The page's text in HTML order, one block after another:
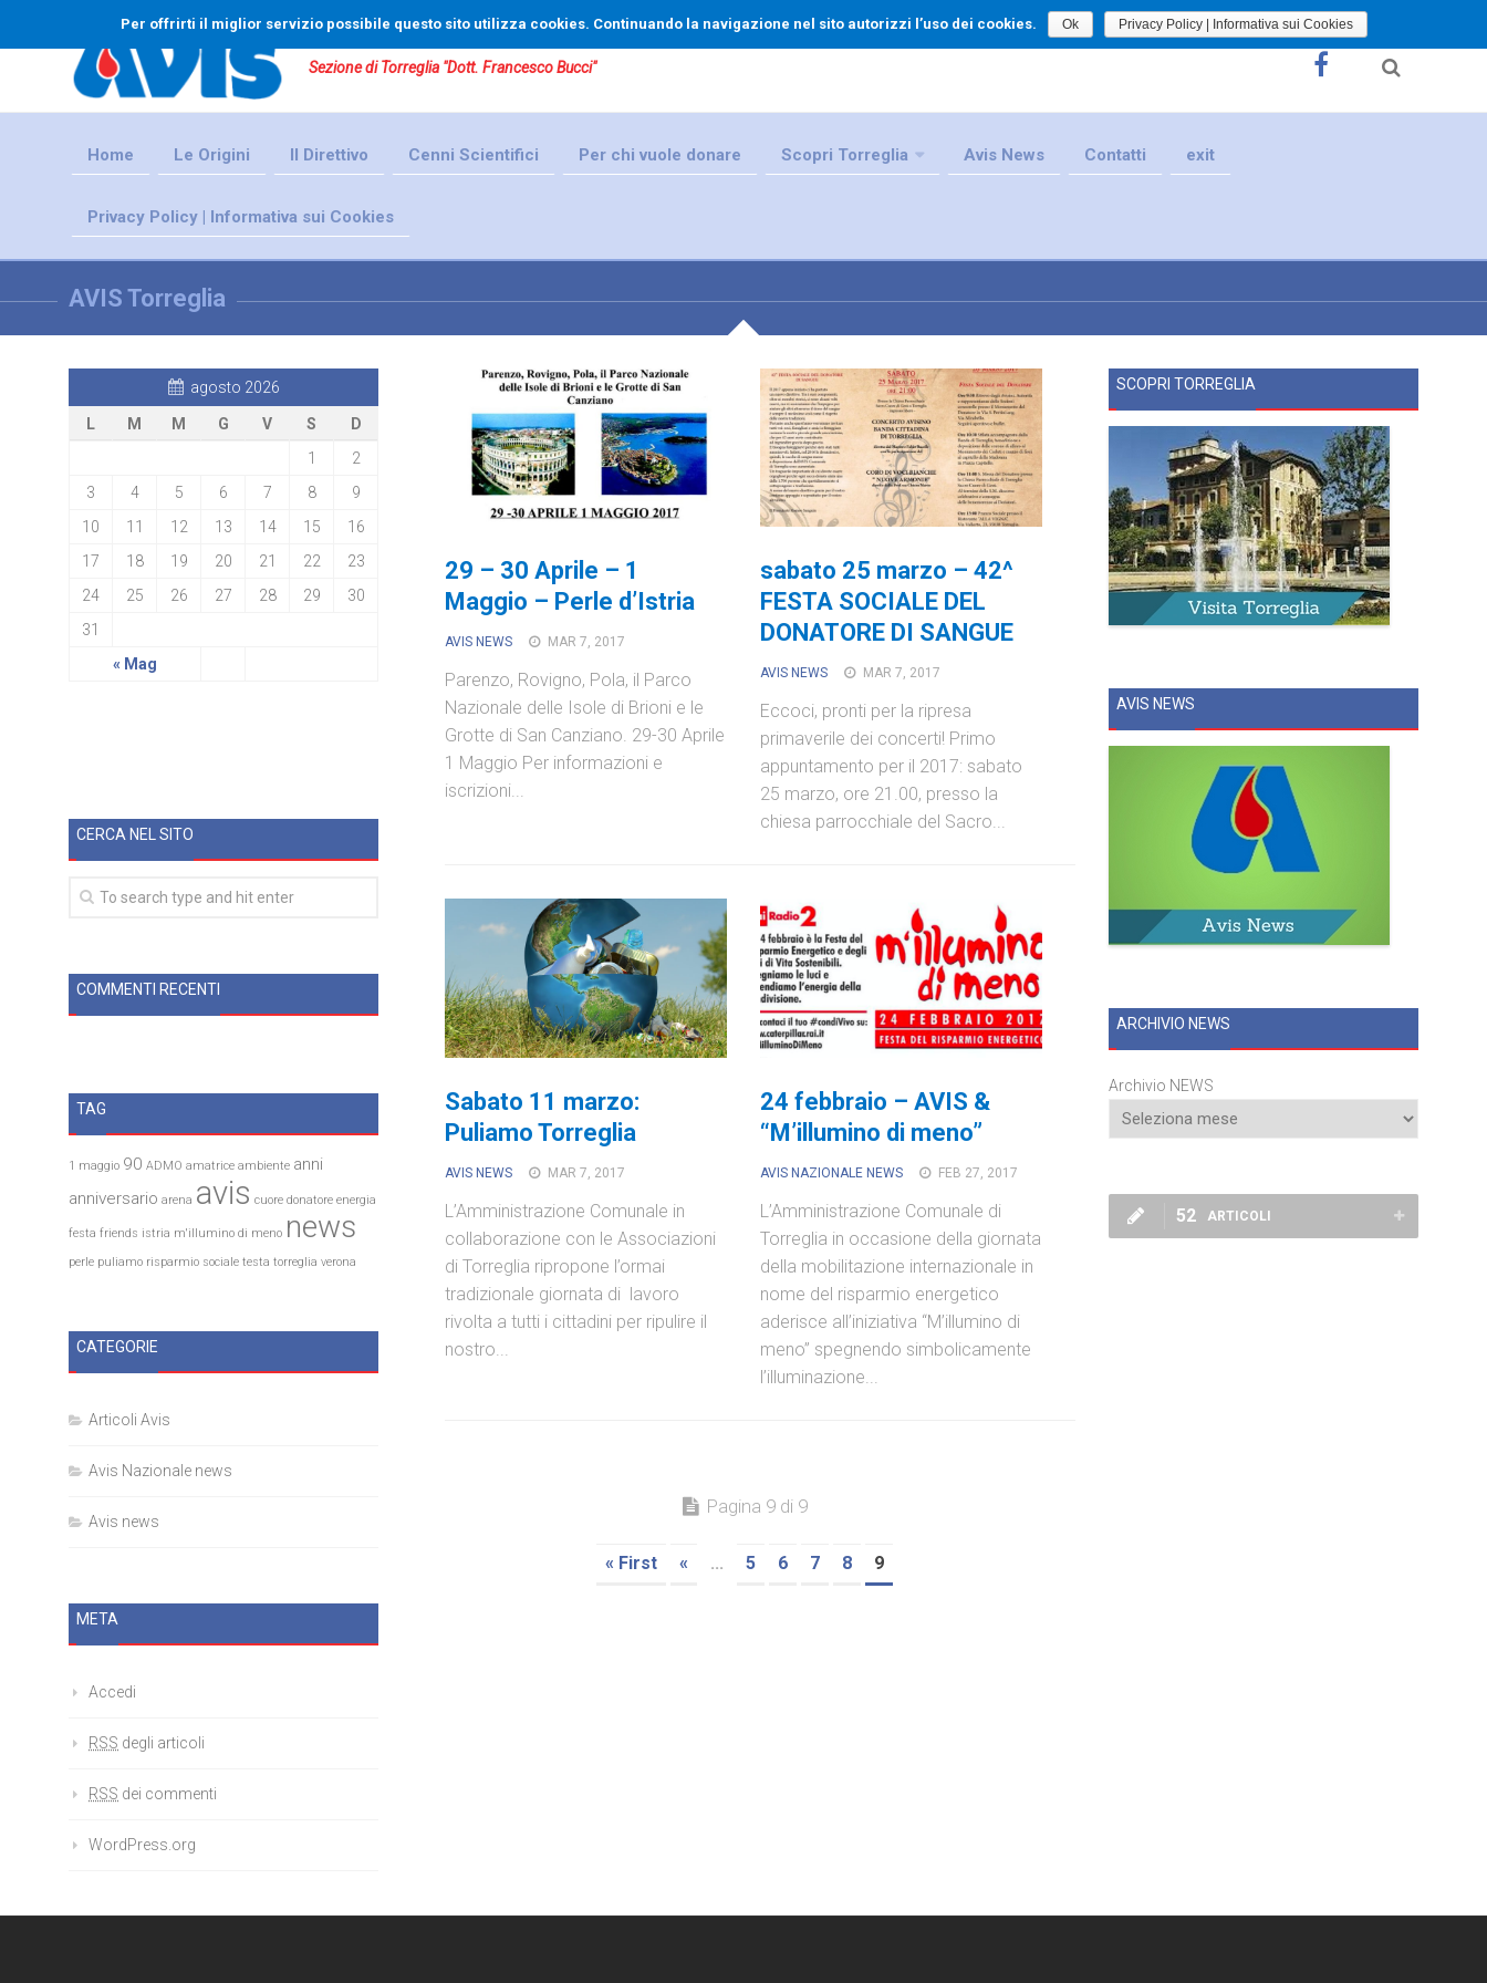
Sezione di Torreglia "Dott. Francesco Bucci"
Home Le Origini Il Direttivo Cenni Scientifici Per chi vuole donare Scopri Torreglia Avis News Contatti exit
Privacy Policy | Informativa sui Cookies
AVIS Torreglia
29 – 30 Aprile – 1
Maggio – Perle d’Istria
AVIS NEWS MAR 7, 2017
Parenzo, Rovigno, Pola, il Parco
Nazionale delle Isole di Brioni e le
Grotte di San Canziano. 29-30 Aprile
1 Maggio Per informazioni e
iscrizioni...
sabato 25 marzo – 42^
FESTA SOCIALE DEL
DONATORE DI SANGUE
AVIS NEWS MAR 7, 2017
Eccoci, pronti per la ripresa
primaverile dei concerti! Primo
appuntamento per il 2017: sabato
25 marzo, ore 21.00, presso la
chiesa parrocchiale del Sacro...
Sabato 11 marzo:
Puliamo Torreglia
AVIS NEWS MAR 7, 2017
L’Amministrazione Comunale in
collaborazione con le Associazioni
di Torreglia ripropone l’ormai
tradizionale giornata di lavoro
rivolta a tutti i cittadini per ripulire il
nostro...
24 febbraio – AVIS &
“M’illumino di meno”
AVIS NAZIONALE NEWS FEB 27, 2017
L’Amministrazione Comunale di
Torreglia in occasione della giornata
della mobilitazione internazionale in
nome del risparmio energetico
aderisce all’iniziativa “M’illumino di
meno” spegnendo simbolicamente
l’illuminazione...
Pagina 9 di 9
« First « ... 5 6 7 8 9
agosto 2026
L M M G V S D
« Mag
1
2
3
4 5 6 7 8
9
10
11 12 13 14 15
16
17
18 19 20 21 22
23
24
25 26 27 28 29
30
31
CERCA NEL SITO
COMMENTI RECENTI
TAG
1 maggio 90 ADMO amatrice ambiente anni
anniversario arena avis cuore donatore energia
festa friends istria m'illumino di meno news
perle puliamo risparmio sociale testa torreglia verona
CATEGORIE
Articoli Avis
Avis Nazionale news
Avis news
META
Accedi
RSS degli articoli
RSS dei commenti
WordPress.org
SCOPRI TORREGLIA
AVIS NEWS
ARCHIVIO NEWS
Archivio NEWS
52 ARTICOLI
Per offrirti il miglior servizio possibile questo sito utilizza cookies. Continuando la navigazione nel sito autorizzi l’uso dei cookies. Ok Privacy Policy | Informativa sui Cookies